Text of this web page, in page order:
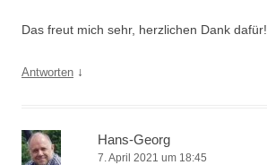
Das freut mich sehr, herzlichen Dank dafür!
Antworten ↓
Hans-Georg
7. April 2021 um 18:45